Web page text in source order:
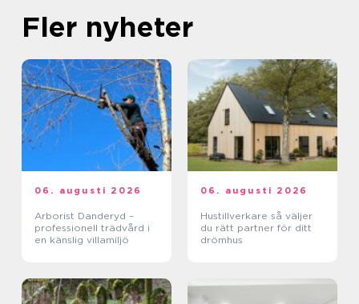
Fler nyheter
06. augusti 2026
Arborist Danderyd –
professionell trädvård i
en känslig villamiljö
06. augusti 2026
Hustillverkare så väljer
du rätt partner för ditt
drömhus